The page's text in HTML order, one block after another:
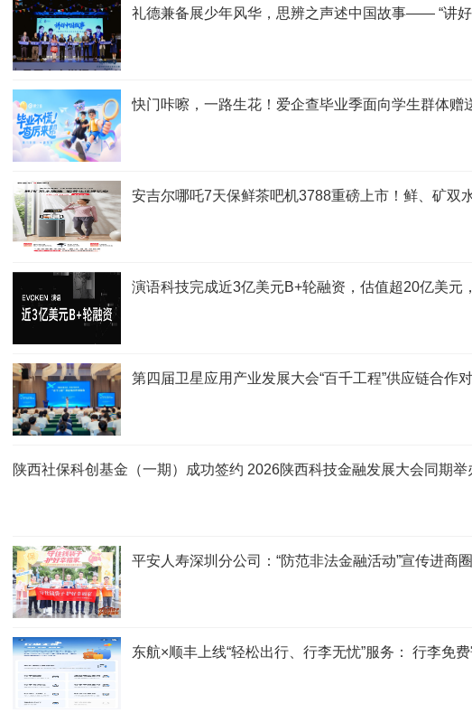
礼德兼备展少年风华，思辨之声述中国故事—— “讲
快门咔嚓，一路生花！爱企查毕业季面向学生群体赠
安吉尔哪吒7天保鲜茶吧机3788重磅上市！鲜、矿双
演语科技完成近3亿美元B+轮融资，估值超20亿美元
第四届卫星应用产业发展大会“百千工程”供应链合作
陕西社保科创基金（一期）成功签约 2026陕西科技金融发展大会同期举
平安人寿深圳分公司：“防范非法金融活动”宣传进商圈
东航×顺丰上线“轻松出行、行李无忧”服务： 行李免